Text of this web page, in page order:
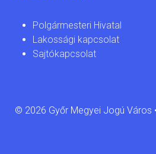
Polgármesteri Hivatal
Lakossági kapcsolat
Sajtókapcsolat
© 2026 Győr Megyei Jogú Város